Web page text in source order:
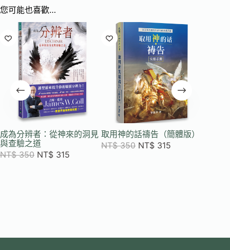
您可能也喜歡…
成為分辨者：從神來的洞見
與查驗之道
NT$350 NT$ 315
取用神的話禱告（簡體版）
NT$350 NT$ 315